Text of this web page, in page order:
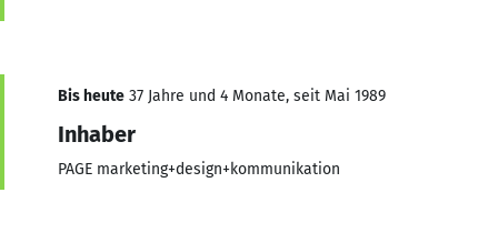
Bis heute 37 Jahre und 4 Monate, seit Mai 1989
Inhaber
PAGE marketing+design+kommunikation